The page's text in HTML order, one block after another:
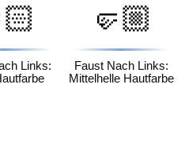
Links:
🤛🏼
Faust Nach Links:
Mittelhelle Hautfarbe